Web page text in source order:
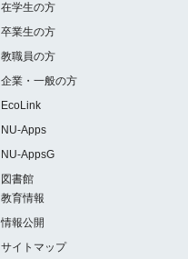
在学生の方
卒業生の方
教職員の方
企業・一般の方
EcoLink
NU-Apps
NU-AppsG
図書館
教育情報
情報公開
サイトマップ